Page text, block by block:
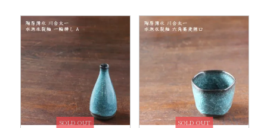
SOLD OUT SOLD OUT